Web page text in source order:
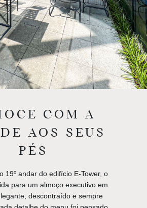
COM A
AOS SEUS
PÉS
19º andar do edifício E-Tower, o
para um almoço executivo em
descontraído e sempre